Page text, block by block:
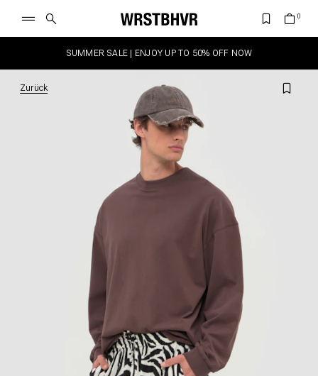
SUMMER SALE | ENJOY UP TO 50% OFF NOW
Zurück